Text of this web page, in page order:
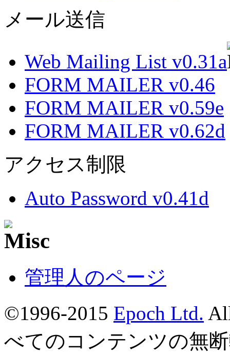
メール送信
Web Mailing List v0.31a
FORM MAILER v0.46
FORM MAILER v0.59e
FORM MAILER v0.62d
アクセス制限
Auto Password v0.41d
管理人のページ
©1996-2015 Epoch Ltd.
べてのコンテンツの無